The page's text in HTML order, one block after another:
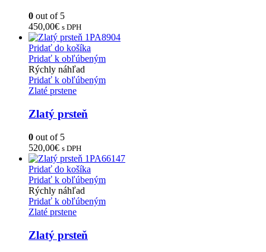
0 out of 5
450,00€ s DPH
Pridať do košíka
Pridať k obľúbeným
Rýchly náhľad
Pridať k obľúbeným
Zlaté prstene
Zlatý prsteň
0 out of 5
520,00€ s DPH
Pridať do košíka
Pridať k obľúbeným
Rýchly náhľad
Pridať k obľúbeným
Zlaté prstene
Zlatý prsteň